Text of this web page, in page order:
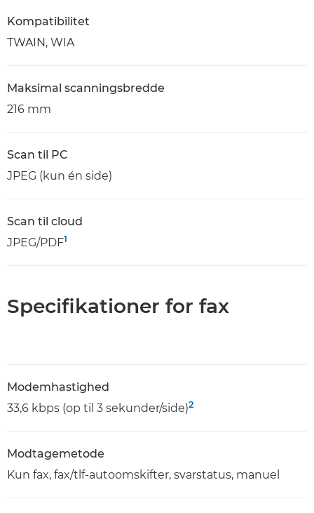
Kompatibilitet
TWAIN, WIA
Maksimal scanningsbredde
216 mm
Scan til PC
JPEG (kun én side)
Scan til cloud
JPEG/PDF1
Specifikationer for fax
Modemhastighed
33,6 kbps (op til 3 sekunder/side)2
Modtagemetode
Kun fax, fax/tlf-autoomskifter, svarstatus, manuel